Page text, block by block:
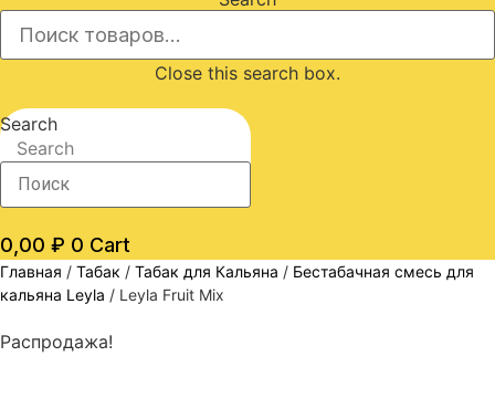
Close this search box.
Search
Search
0,00 ₽ 0 Cart
Главная / Табак / Табак для Кальяна / Бестабачная смесь для
кальяна Leyla / Leyla Fruit Mix
Распродажа!